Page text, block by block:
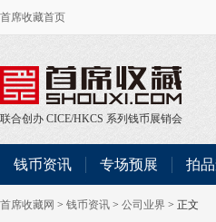
首席收藏首页
联合创办 CICE/HKCS 系列钱币展销会
钱币资讯 专场预展 拍
首席收藏网 > 钱币资讯 > 公司业界 > 正文